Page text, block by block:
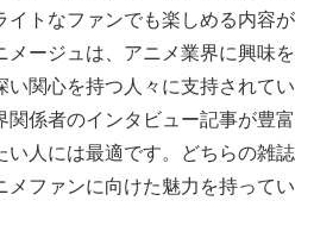
イトなファンでも楽しめる内容が
メージュは、アニメ業界に興味を
い関心を持つ人々に支持されてい
関係者のインタビュー記事が豊富
い人には最適です。どちらの雑誌
メファンに向けた魅力を持ってい